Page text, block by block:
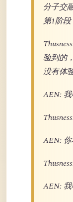
分子交
第1阶段
验到的
没有体
AEN: 我
AEN:
AEN: 我